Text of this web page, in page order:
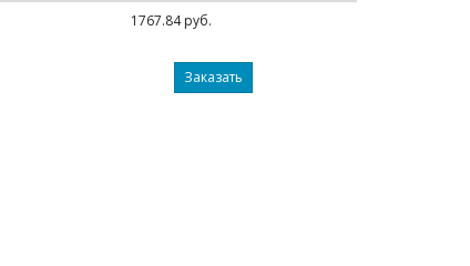
1767.84 руб.
Заказать